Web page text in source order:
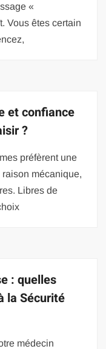
«
Vous êtes certain
et confiance
?
préfèrent une
mécanique,
Libres de
: quelles
la Sécurité
médecin